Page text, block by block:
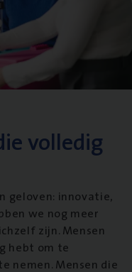
volledig
geloven: innovatie,
we nog meer
zijn. Mensen
hebt om te
nemen. Mensen die